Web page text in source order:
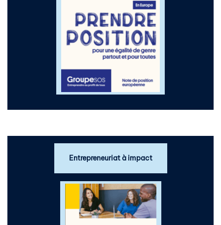
Entrepreneuriat à impact